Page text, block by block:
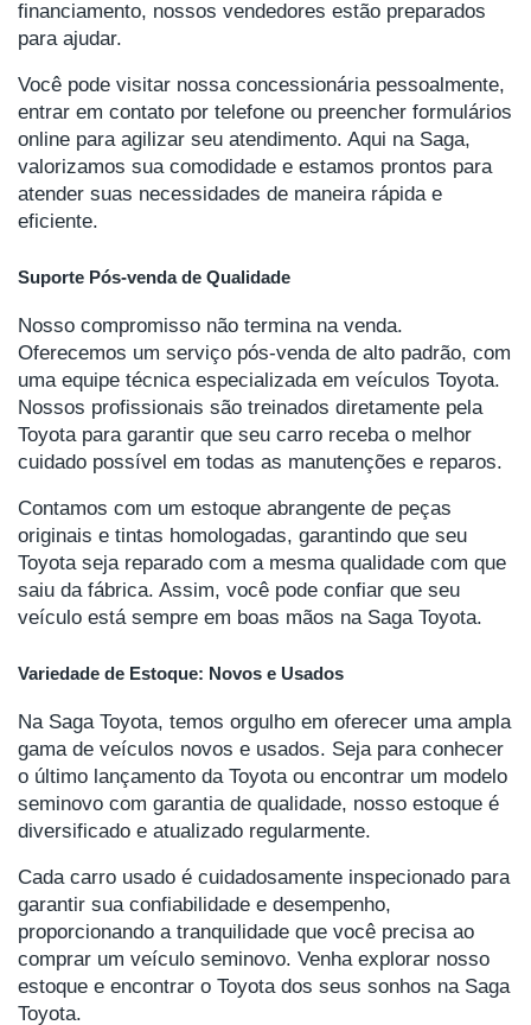
financiamento, nossos vendedores estão preparados
para ajudar.
Você pode visitar nossa concessionária pessoalmente,
entrar em contato por telefone ou preencher formulários
online para agilizar seu atendimento. Aqui na Saga,
valorizamos sua comodidade e estamos prontos para
atender suas necessidades de maneira rápida e
eficiente.
Suporte Pós-venda de Qualidade
Nosso compromisso não termina na venda.
Oferecemos um serviço pós-venda de alto padrão, com
uma equipe técnica especializada em veículos Toyota.
Nossos profissionais são treinados diretamente pela
Toyota para garantir que seu carro receba o melhor
cuidado possível em todas as manutenções e reparos.
Contamos com um estoque abrangente de peças
originais e tintas homologadas, garantindo que seu
Toyota seja reparado com a mesma qualidade com que
saiu da fábrica. Assim, você pode confiar que seu
veículo está sempre em boas mãos na Saga Toyota.
Variedade de Estoque: Novos e Usados
Na Saga Toyota, temos orgulho em oferecer uma ampla
gama de veículos novos e usados. Seja para conhecer
o último lançamento da Toyota ou encontrar um modelo
seminovo com garantia de qualidade, nosso estoque é
diversificado e atualizado regularmente.
Cada carro usado é cuidadosamente inspecionado para
garantir sua confiabilidade e desempenho,
proporcionando a tranquilidade que você precisa ao
comprar um veículo seminovo. Venha explorar nosso
estoque e encontrar o Toyota dos seus sonhos na Saga
Toyota.